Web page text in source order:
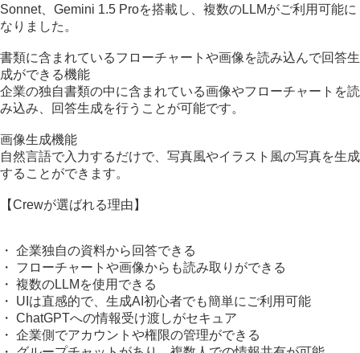
Sonnet、Gemini 1.5 Proを搭載し、複数のLLMがご利用可能に
なりました。
書類に含まれているフローチャートや画像を読み込んで回答生
成ができる機能
企業の独自書類の中に含まれている画像やフローチャートを読
み込み、回答生成を行うことが可能です。
画像生成機能
自然言語で入力するだけで、写真風やイラスト風の写真を生成
することができます。
【Crewが選ばれる理由】
・ 企業独自の資料から回答できる
・ フローチャートや画像からも読み取りができる
・ 複数のLLMを使用できる
・ UIは直感的で、生成AI初心者でも簡単にご利用可能
・ ChatGPTへの情報受け渡しがセキュア
・ 企業側でアカウントや権限の管理ができる